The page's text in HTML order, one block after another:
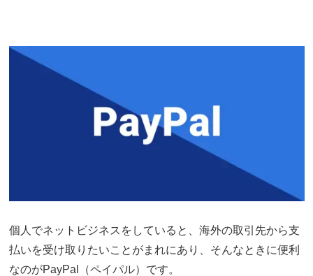
個人でネットビジネスをしていると、海外の取引先から支
払いを受け取りたいことがまれにあり、そんなときに便利
なのがPayPal（ペイパル）です。